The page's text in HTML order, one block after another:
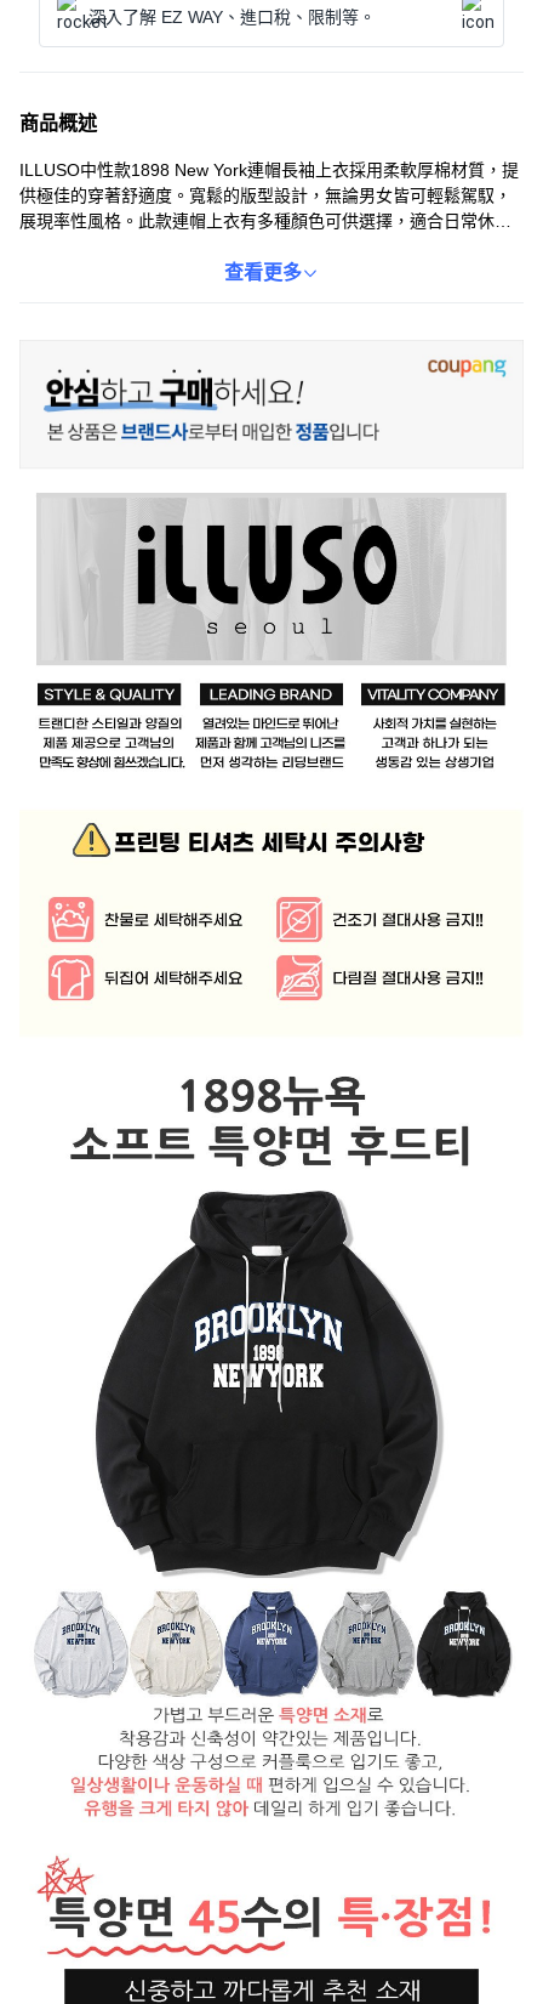
深入了解 EZ WAY、進口稅、限制等。
商品概述
ILLUSO中性款1898 New York連帽長袖上衣採用柔軟厚棉材質，提
供極佳的穿著舒適度。寬鬆的版型設計，無論男女皆可輕鬆駕馭，
展現率性風格。此款連帽上衣有多種顏色可供選擇，適合日常休閒
添了復古潮流感。無論是搭配牛仔褲或休閒褲，都能展現獨特的個
查看更多